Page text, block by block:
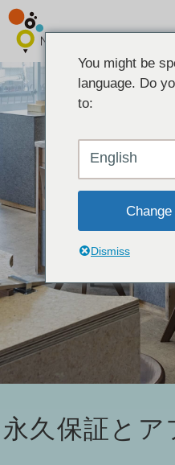
永久保証とア
You might be
language. Do
to:
English
Dismiss